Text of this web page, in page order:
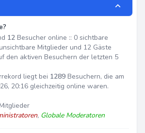
12 Besucher online :: 0 sichtbare
Mitglieder und 12 Gäste
den aktiven Besuchern der letzten 5
liegt bei 1289 Besuchern, die am
20:16 gleichzeitig online waren.
, Globale Moderatoren